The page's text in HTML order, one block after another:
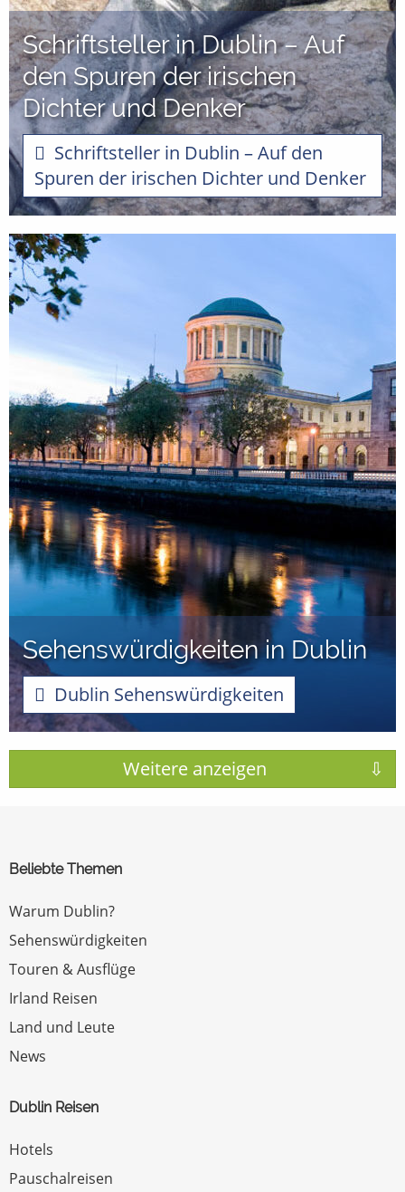
Schriftsteller in Dublin – Auf
den Spuren der irischen
Dichter und Denker
Schriftsteller in Dublin – Auf den
Spuren der irischen Dichter und Denker
Sehenswürdigkeiten in Dublin
Dublin Sehenswürdigkeiten
Beliebte Themen
Warum Dublin?
Sehenswürdigkeiten
Touren & Ausflüge
Irland Reisen
Land und Leute
News
Dublin Reisen
Hotels
Pauschalreisen